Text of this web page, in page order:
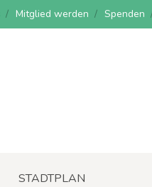
Mitglied werden Spenden
STADTPLAN